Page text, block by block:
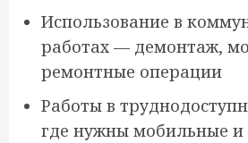
Использование в
работах — демонтаж,
ремонтные операции
Работы в
где нужны мобильные